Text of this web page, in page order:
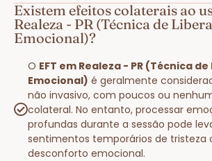
Existem efeitos colaterais ao
Realeza - PR (Técnica de
Emocional)?
O EFT em Realeza - PR (Técnica
Emocional) é geralmente
não invasivo, com poucos ou
colateral. No entanto, processar
profundas durante a sessão pode
sentimentos temporários de tristeza
desconforto emocional.